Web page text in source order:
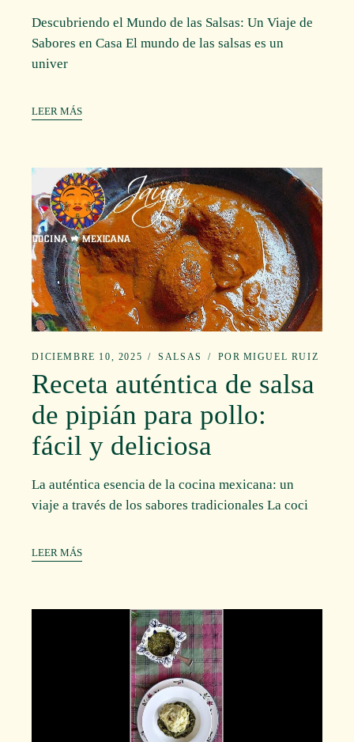
Descubriendo el Mundo de las Salsas: Un Viaje de
Sabores en Casa El mundo de las salsas es un
univer
LEER MÁS
DICIEMBRE 10, 2025 SALSAS POR MIGUEL RUIZ
Receta auténtica de salsa
de pipián para pollo:
fácil y deliciosa
La auténtica esencia de la cocina mexicana: un
viaje a través de los sabores tradicionales La coci
LEER MÁS